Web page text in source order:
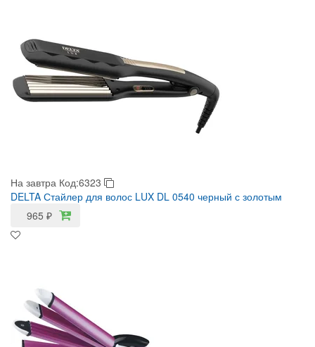
На завтра Код:6323
DELTA Стайлер для волос LUX DL 0540 черный с золотым
965 ₽